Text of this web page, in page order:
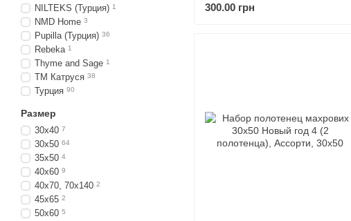
300.00 грн
NILTEKS (Турция) 1
NMD Home 3
Pupilla (Турция) 36
Rebeka 1
Thyme and Sage 1
ТМ Катруся 38
Турция 90
Размер
30х40 7
30х50 64
35х50 4
40х60 9
40х70, 70х140 2
45х65 2
50х60 5